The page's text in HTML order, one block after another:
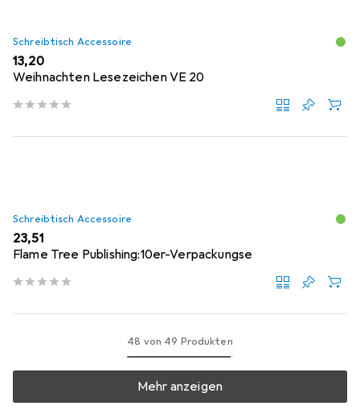
Schreibtisch Accessoire
EUR
13,20
Weihnachten Lesezeichen VE 20
Schreibtisch Accessoire
EUR
23,51
Flame Tree Publishing:10er-Verpackungse
48 von 49 Produkten
Mehr anzeigen